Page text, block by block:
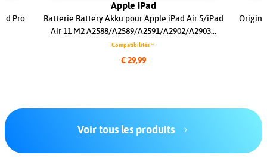
Pro
Apple iPad
Batterie Battery Akku pour Apple iPad Air 5/iPad
Air 11 M2 A2588/A2589/A2591/A2902/A2903...
Compatibilités
€ 29,99
Voir tous les produits